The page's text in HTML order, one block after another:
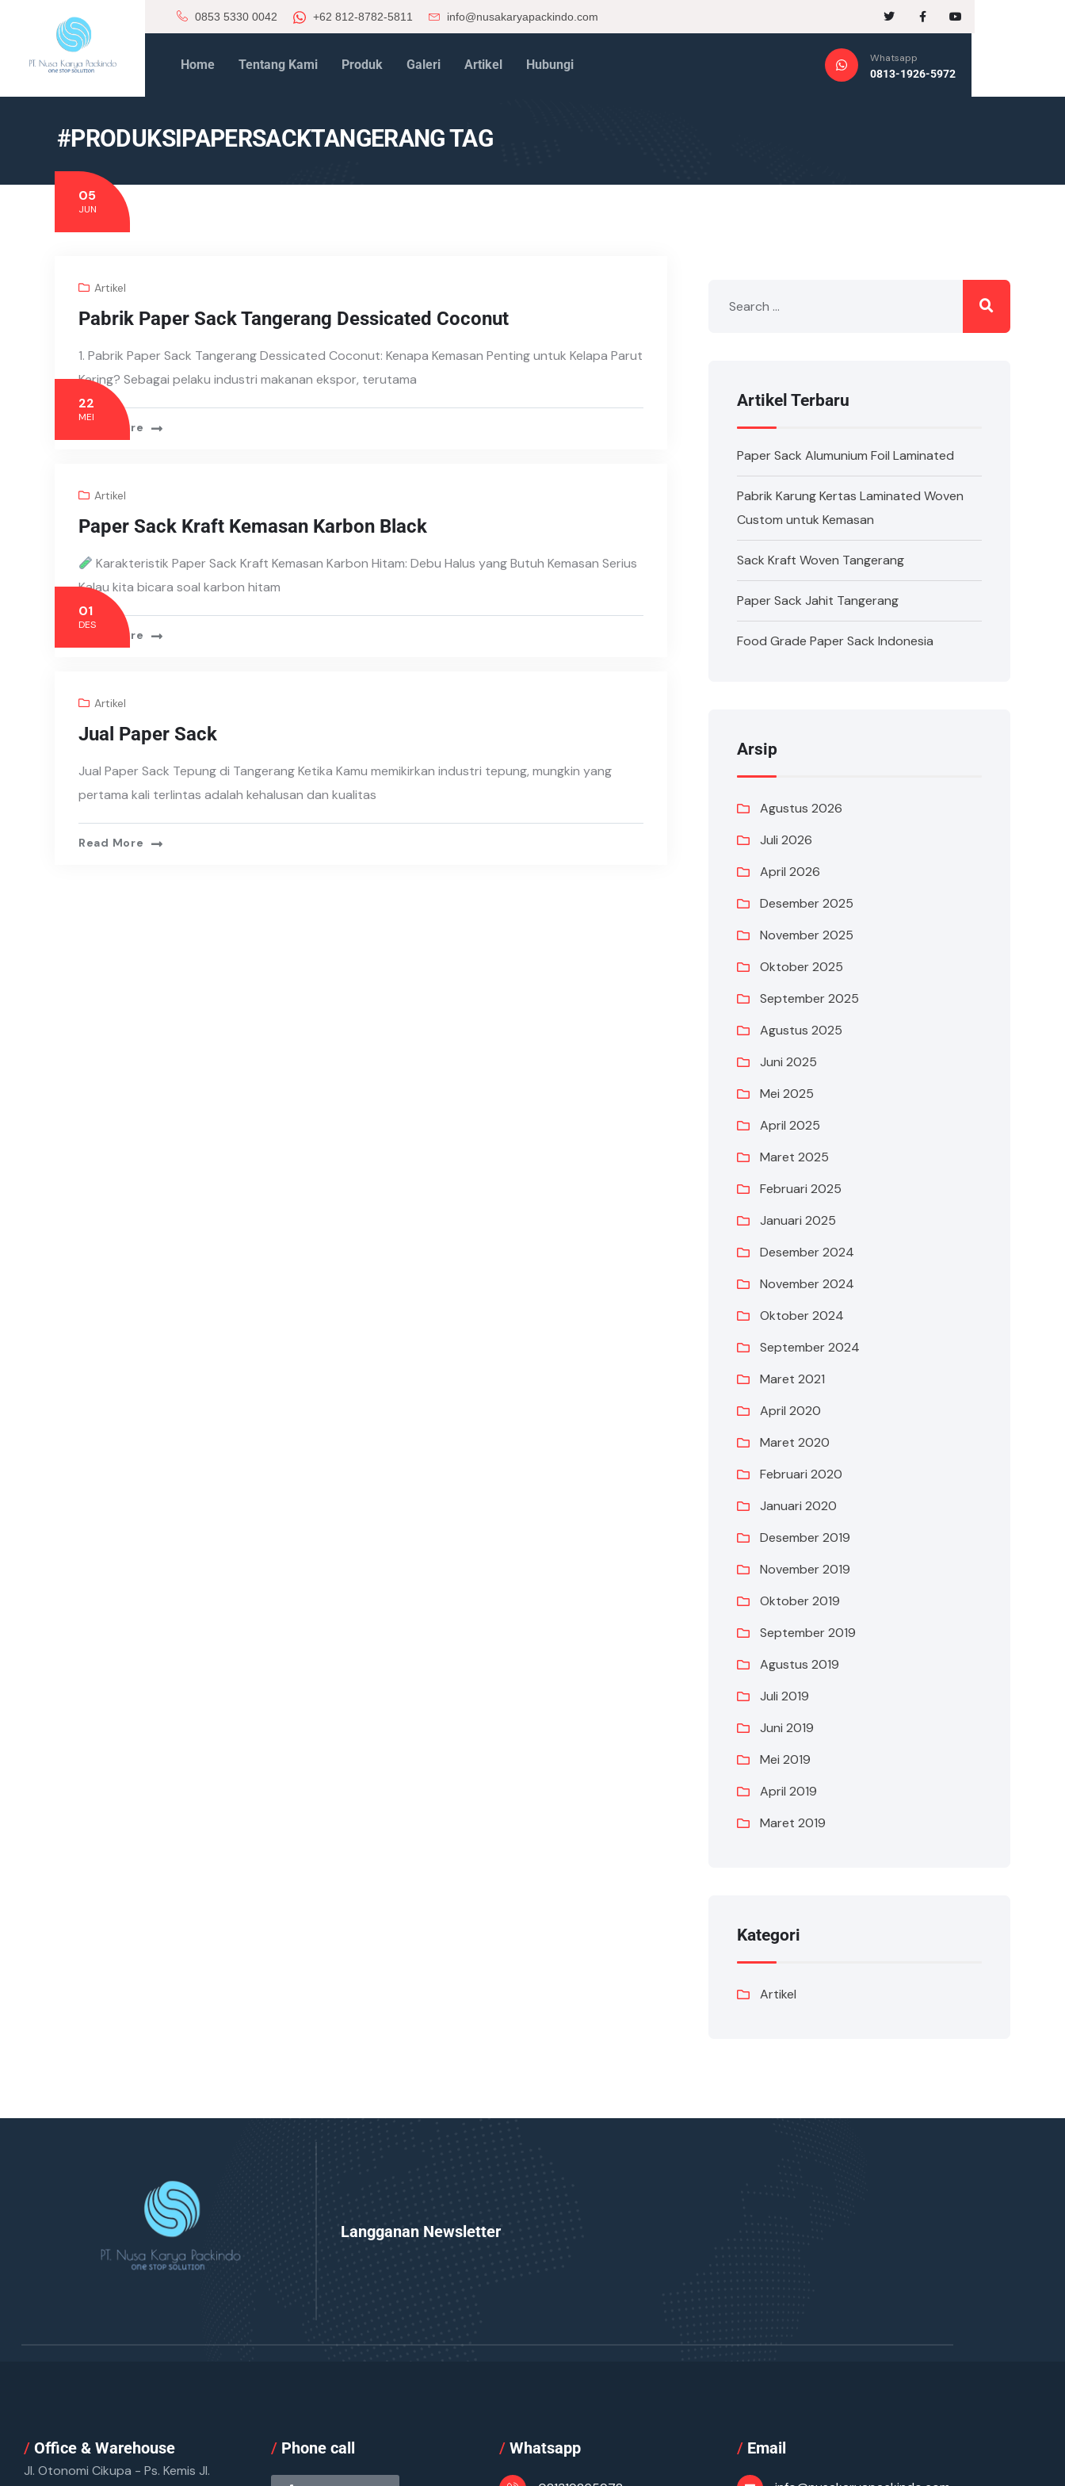
0853 5330 0042 +62 812-8782-5811 info@nusakaryapackindo.com
Home Tentang Kami Produk Galeri Artikel Hubungi
Whatsapp
0813-1926-5972
#PRODUKSIPAPERSACKTANGERANG TAG
05
JUN
Artikel
Pabrik Paper Sack Tangerang Dessicated Coconut
1. Pabrik Paper Sack Tangerang Dessicated Coconut: Kenapa Kemasan Penting untuk Kelapa Parut
Kering? Sebagai pelaku industri makanan ekspor, terutama
Read More
22
MEI
Artikel
Paper Sack Kraft Kemasan Karbon Black
Karakteristik Paper Sack Kraft Kemasan Karbon Hitam: Debu Halus yang Butuh Kemasan Serius
Kalau kita bicara soal karbon hitam
Read More
01
DES
Artikel
Jual Paper Sack
Jual Paper Sack Tepung di Tangerang Ketika Kamu memikirkan industri tepung, mungkin yang
pertama kali terlintas adalah kehalusan dan kualitas
Read More
Artikel Terbaru
Paper Sack Alumunium Foil Laminated
Pabrik Karung Kertas Laminated Woven
Custom untuk Kemasan
Sack Kraft Woven Tangerang
Paper Sack Jahit Tangerang
Food Grade Paper Sack Indonesia
Arsip
Agustus 2026
Juli 2026
April 2026
Desember 2025
November 2025
Oktober 2025
September 2025
Agustus 2025
Juni 2025
Mei 2025
April 2025
Maret 2025
Februari 2025
Januari 2025
Desember 2024
November 2024
Oktober 2024
September 2024
Maret 2021
April 2020
Maret 2020
Februari 2020
Januari 2020
Desember 2019
November 2019
Oktober 2019
September 2019
Agustus 2019
Juli 2019
Juni 2019
Mei 2019
April 2019
Maret 2019
Kategori
Artikel
Langganan Newsletter
/ Office & Warehouse
Jl. Otonomi Cikupa - Ps. Kemis Jl.
/ Phone call /Whatsapp /Email